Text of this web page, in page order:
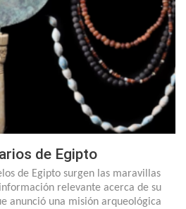
de Egipto
de Egipto surgen las maravillas
relevante acerca de su
anunció una misión arqueológica